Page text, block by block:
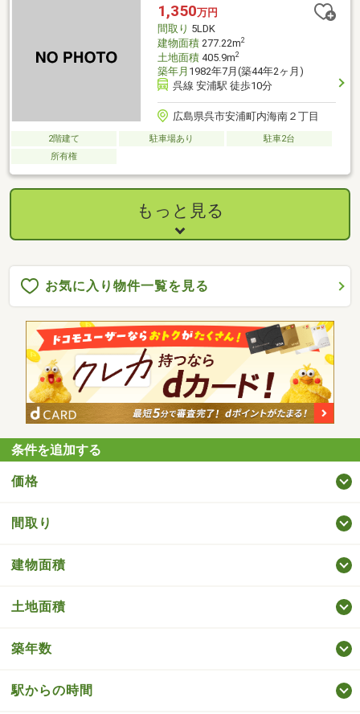
1,350万円
間取り 5LDK
建物面積277.22m2
土地面積405.9m2
築年月 1982年7月(築44年2ヶ月)
呉線 安浦駅 徒歩10分
広島県呉市安浦町内海南２丁目
2階建て 駐車場あり
駐車2台
所有権
もっと見る
お気に入り物件一覧を見る
条件を追加する
価格
間取り
建物面積
土地面積
築年数
駅からの時間